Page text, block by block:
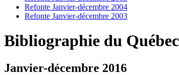
Refonte Janvier-décembre 2004
Refonte Janvier-décembre 2003
Bibliographie du Québec
Janvier-décembre 2016